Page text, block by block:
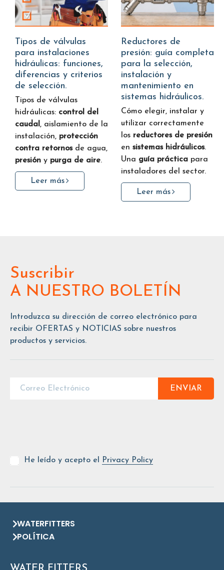
Tipos de válvulas
para instalaciones
hidráulicas: funciones,
diferencias y criterios
de selección.
Tipos de válvulas
hidráulicas: control del
caudal, aislamiento de la
instalación, protección
contra retornosde agua,
presión y purga de aire.
Leer más
Reductores de
presión: guía completa
para la selección,
instalación y
mantenimiento en
sistemas hidráulicos.
Cómo elegir, instalar y
utilizar correctamente
los reductores de presión
en sistemas hidráulicos.
Una guía práctica para
instaladores del sector.
Leer más
Suscribir
A NUESTRO BOLETÍN
Introduzca su dirección de correo electrónico para
recibir OFERTAS y NOTICIAS sobre nuestros
productos y servicios.
ENVIAR
He leído y acepto el Privacy Policy
WATERFITTERS
POLÍTICA